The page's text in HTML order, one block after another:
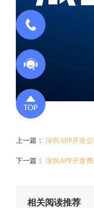
上一篇： 深圳APP开发
下一篇： 深圳APP开发
相关阅读推荐